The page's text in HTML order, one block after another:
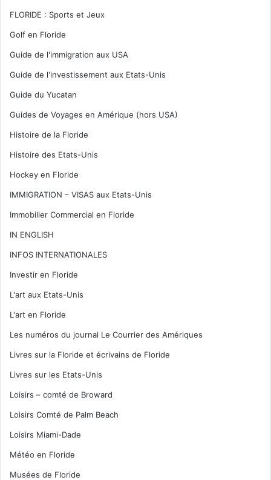
FLORIDE : Sports et Jeux
Golf en Floride
Guide de l'immigration aux USA
Guide de l'investissement aux Etats-Unis
Guide du Yucatan
Guides de Voyages en Amérique (hors USA)
Histoire de la Floride
Histoire des Etats-Unis
Hockey en Floride
IMMIGRATION – VISAS aux Etats-Unis
Immobilier Commercial en Floride
IN ENGLISH
INFOS INTERNATIONALES
Investir en Floride
L'art aux Etats-Unis
L'art en Floride
Les numéros du journal Le Courrier des Amériques
Livres sur la Floride et écrivains de Floride
Livres sur les Etats-Unis
Loisirs – comté de Broward
Loisirs Comté de Palm Beach
Loisirs Miami-Dade
Météo en Floride
Musées de Floride